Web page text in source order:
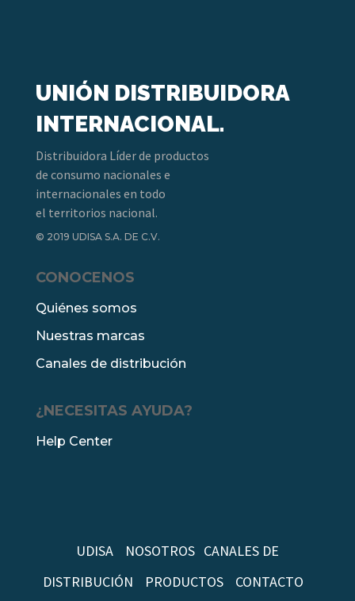
UNIÓN DISTRIBUIDORA
INTERNACIONAL.
Distribuidora Líder de productos
de consumo nacionales e
internacionales en todo
el territorios nacional.
© 2019 UDISA S.A. DE C.V.
CONOCENOS
Quiénes somos
Nuestras marcas
Canales de distribución
¿NECESITAS AYUDA?
Help Center
UDISA NOSOTROS CANALES DE
DISTRIBUCIÓN
PRODUCTOS CONTACTO